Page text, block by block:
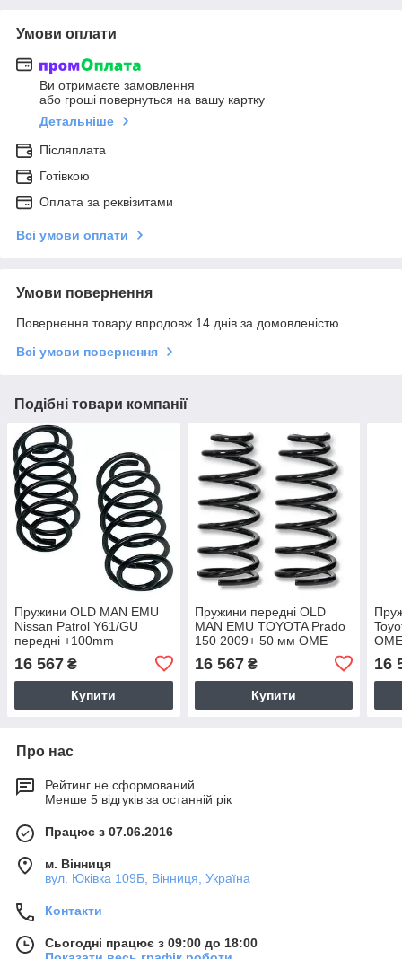
Умови оплати
Ви отримаєте замовлення
або гроші повернуться на вашу картку
Детальніше
Післяплата
Готівкою
Оплата за реквізитами
Всі умови оплати
Умови повернення
Повернення товару впродовж 14 днів за домовленістю
Всі умови повернення
Подібні товари компанії
Пружини OLD MAN EMU
Nissan Patrol Y61/GU
передні +100mm
16 567 ₴
Купити
Пружини передні OLD
MAN EMU TOYOTA Prado
150 2009+ 50 мм OME
16 567₴
Купити
16
Про нас
Рейтинг не сформований
Менше 5 відгуків за останній рік
Працює з 07.06.2016
м. Вінниця
вул. Юківка 109Б, Вінниця, Україна
Контакти
Сьогодні працює з 09:00 до 18:00